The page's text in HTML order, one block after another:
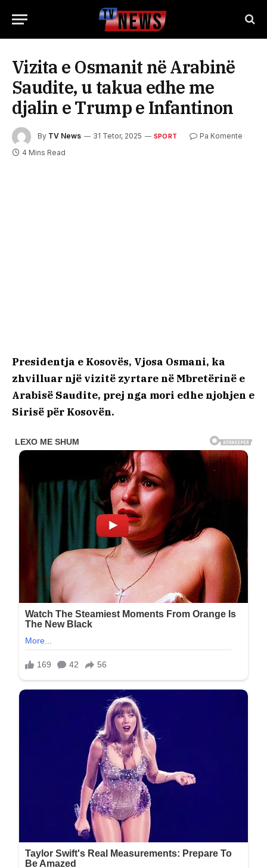
Vizita e Osmanit në Arabinë
Saudite, u takua edhe me
djalin e Trump e Infantinon
By TV News 31 Tetor, 2025 SPORT
Pa Komente
4 Mins Read
Presidentja e Kosovës, Vjosa Osmani, ka
zhvilluar një vizitë zyrtare në Mbretërinë e
Arabisë Saudite, prej nga mori edhe njohjen e
Sirisë për Kosovën.